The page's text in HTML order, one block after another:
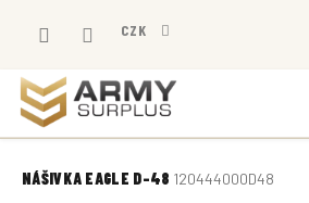
CZK
NÁŠIVKA EAGLE D-48 120444000D48